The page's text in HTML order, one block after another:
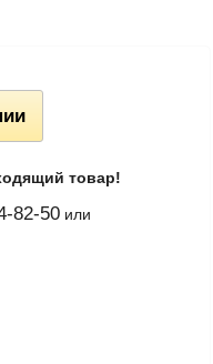
товар!
82-50 или